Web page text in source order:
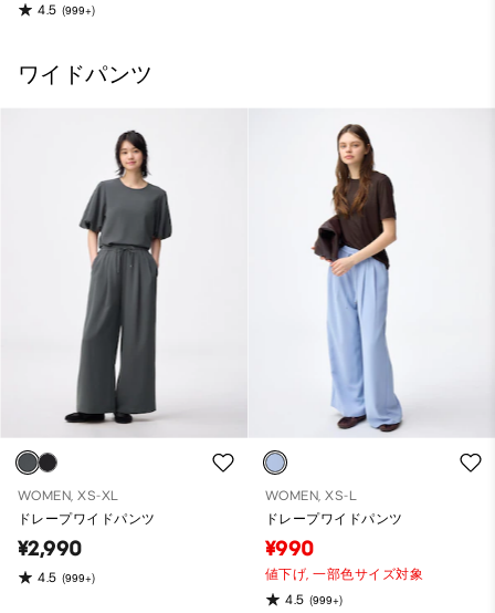
4.5 (999+)
ワイドパンツ
WOMEN, XS-XL
ドレープワイドパンツ
¥2,990
4.5 (999+)
WOMEN, XS-L
ドレープワイドパンツ
¥990
値下げ,一部色サイズ対象
4.5 (999+)